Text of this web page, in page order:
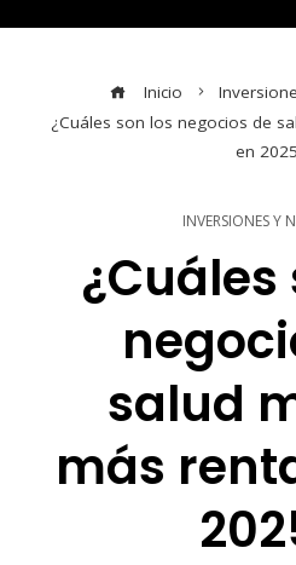
Inicio
¿Cuáles son los negocios de
en
INVERSIONES Y
¿Cuáles
salud
más